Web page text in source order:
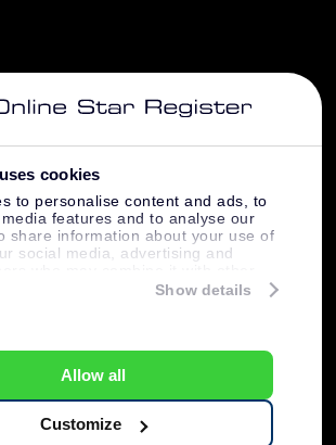
cookies
to personalise content and ads, to
features and to analyse our
share information about your use of
social media, advertising and
you’ve provided to them or that
Show details
Allow all
Customize